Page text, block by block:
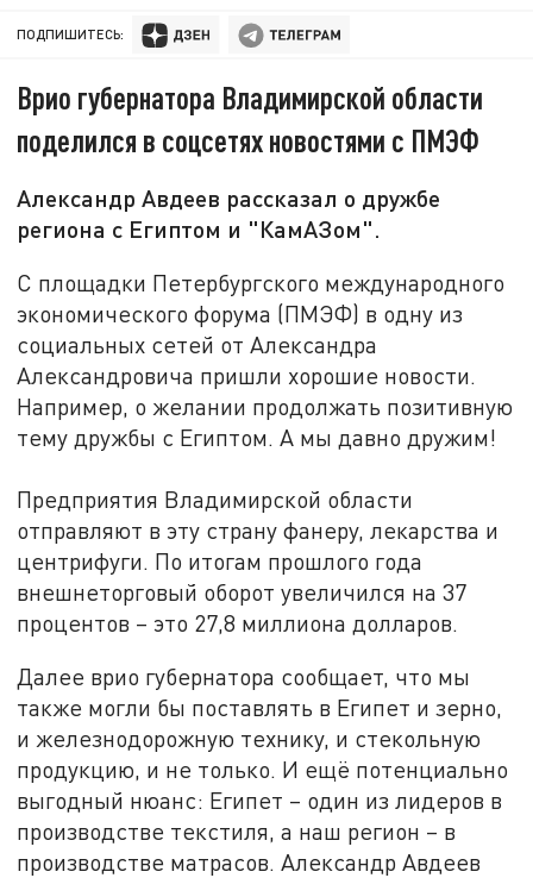
ПОДПИШИТЕСЬ:
Врио губернатора Владимирской области
поделился в соцсетях новостями с ПМЭФ
Александр Авдеев рассказал о дружбе
региона с Египтом и "КамАЗом".
С площадки Петербургского международного
экономического форума (ПМЭФ) в одну из
социальных сетей от Александра
Александровича пришли хорошие новости.
Например, о желании продолжать позитивную
тему дружбы с Египтом. А мы давно дружим!
Предприятия Владимирской области
отправляют в эту страну фанеру, лекарства и
центрифуги. По итогам прошлого года
внешнеторговый оборот увеличился на 37
процентов – это 27,8 миллиона долларов.
Далее врио губернатора сообщает, что мы
также могли бы поставлять в Египет и зерно,
и железнодорожную технику, и стекольную
продукцию, и не только. И ещё потенциально
выгодный нюанс: Египет – один из лидеров в
производстве текстиля, а наш регион – в
производстве матрасов. Александр Авдеев